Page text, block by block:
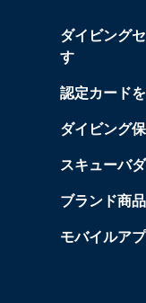
ダイビング
す
認定カード
ダイビング
スキューバ
ブランド商
モバイルア